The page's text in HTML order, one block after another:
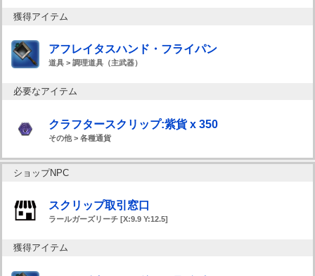
獲得アイテム
アフレイタスハンド・フライパン
道具 > 調理道具（主武器）
必要なアイテム
クラフタースクリップ:紫貨 x 350
その他 > 各種通貨
ショップNPC
スクリップ取引窓口
ラールガーズリーチ [X:9.9 Y:12.5]
獲得アイテム